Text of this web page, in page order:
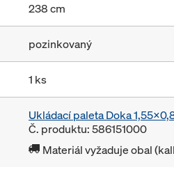
238 cm
pozinkovaný
1 ks
Ukládací paleta Doka
Č. produktu: 586151000
Materiál vyžaduje obal